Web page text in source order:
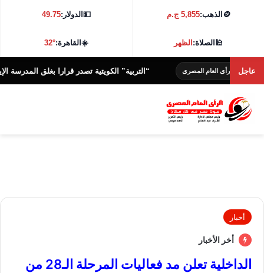
🪙 الذهب:5,855 ج.م 💵الدولار:49.75
🕌الصلاة:الظهر ☀️القاهرة:32°
عاجل
العام المصرى “التربية” الكويتية تصدر قرارا بغلق المدرسة الإيرانية
أخبار
أخر الأخبار
الداخلية تعلن مد فعاليات المرحلة الـ28 من